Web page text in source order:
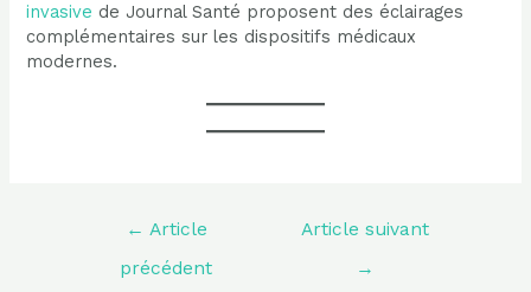
invasive de Journal Santé proposent des éclairages
complémentaires sur les dispositifs médicaux
modernes.
l’article
← Article
précédent
Article suivant
→